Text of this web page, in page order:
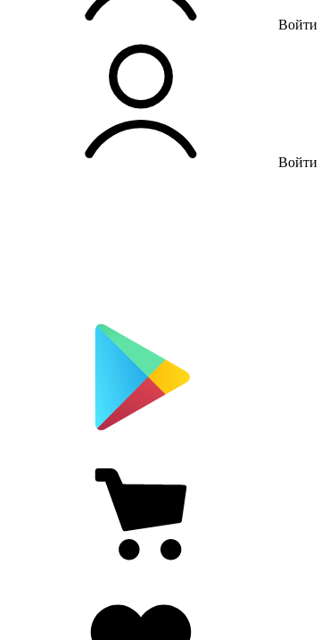
Войти
Войти